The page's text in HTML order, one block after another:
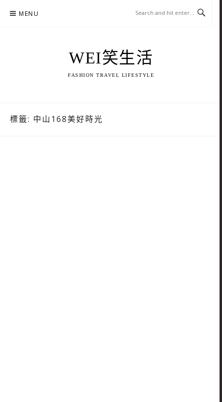
MENU
WEI笑生活
FASHION TRAVEL LIFESTYLE
標籤: 中山168美好時光